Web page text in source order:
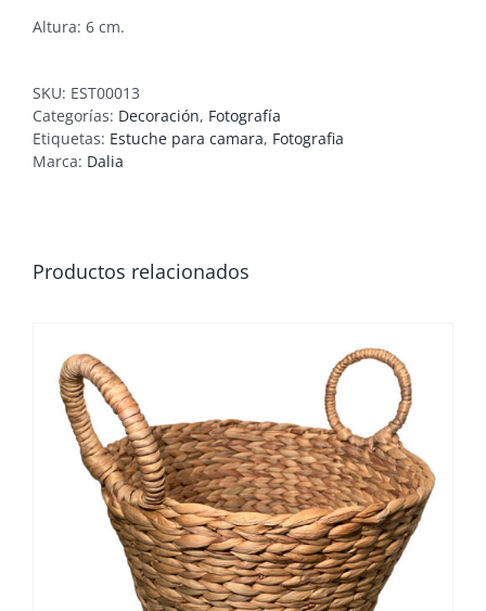
Altura: 6 cm.
SKU: EST00013
Categorías: Decoración, Fotografía
Etiquetas: Estuche para camara, Fotografia
Marca: Dalia
Productos relacionados